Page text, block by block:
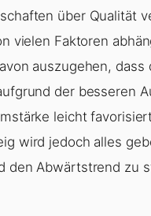
über Qualität
vielen Faktoren
auszugehen, dass
der besseren
leicht
wird jedoch alles
den Abwärtstrend zu